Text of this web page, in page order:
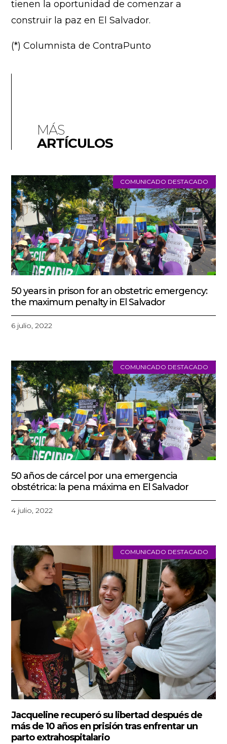
tienen la oportunidad de comenzar a
construir la paz en El Salvador.
(*) Columnista de ContraPunto
MÁS
ARTÍCULOS
COMUNICADO DESTACADO
50 years in prison for an obstetric emergency:
the maximum penalty in El Salvador
6 julio, 2022
COMUNICADO DESTACADO
50 años de cárcel por una emergencia
obstétrica: la pena máxima en El Salvador
4 julio, 2022
COMUNICADO DESTACADO
Jacqueline recuperó su libertad después de
más de 10 años en prisión tras enfrentar un
parto extrahospitalario